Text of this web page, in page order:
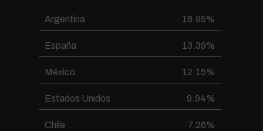
Argentina 18.95%
España 13.39%
México 12.15%
Estados Unidos 9.94%
Chile 7.26%